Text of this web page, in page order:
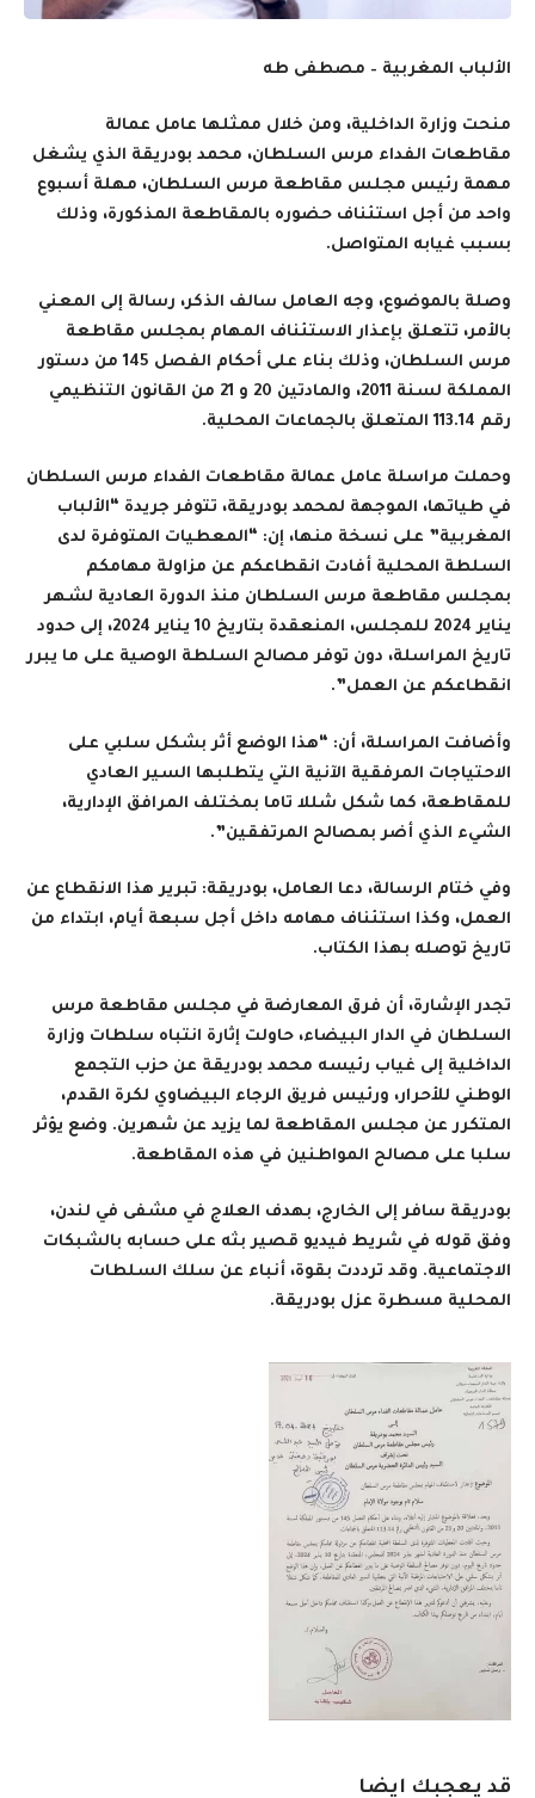
الألباب المغربية – مصطفى طه
منحت وزارة الداخلية، ومن خلال ممثلها عامل عمالة
مقاطعات الفداء مرس السلطان، محمد بودريقة الذي يشغل
مهمة رئيس مجلس مقاطعة مرس السلطان، مهلة أسبوع
واحد من أجل استئناف حضوره بالمقاطعة المذكورة، وذلك
بسبب غيابه المتواصل.
وصلة بالموضوع، وجه العامل سالف الذكر، رسالة إلى المعني
بالأمر، تتعلق بإعذار الاستئناف المهام بمجلس مقاطعة
مرس السلطان، وذلك بناء على أحكام الفصل 145 من دستور
المملكة لسنة 2011، والمادتين 20 و 21 من القانون التنظيمي
رقم 113.14 المتعلق بالجماعات المحلية.
وحملت مراسلة عامل عمالة مقاطعات الفداء مرس السلطان
في طياتها، الموجهة لمحمد بودريقة، تتوفر جريدة “الألباب
المغربية” على نسخة منها، إن: “المعطيات المتوفرة لدى
السلطة المحلية أفادت انقطاعكم عن مزاولة مهامكم
بمجلس مقاطعة مرس السلطان منذ الدورة العادية لشهر
يناير 2024 للمجلس، المنعقدة بتاريخ 10 يناير 2024، إلى حدود
تاريخ المراسلة، دون توفر مصالح السلطة الوصية على ما يبرر
انقطاعكم عن العمل”.
وأضافت المراسلة، أن: “هذا الوضع أثر بشكل سلبي على
الاحتياجات المرفقية الآنية التي يتطلبها السير العادي
للمقاطعة، كما شكل شللا تاما بمختلف المرافق الإدارية،
الشيء الذي أضر بمصالح المرتفقين”.
وفي ختام الرسالة، دعا العامل، بودريقة: تبرير هذا الانقطاع عن
العمل، وكذا استئناف مهامه داخل أجل سبعة أيام، ابتداء من
تاريخ توصله بهذا الكتاب.
تجدر الإشارة، أن فرق المعارضة في مجلس مقاطعة مرس
السلطان في الدار البيضاء، حاولت إثارة انتباه سلطات وزارة
الداخلية إلى غياب رئيسه محمد بودريقة عن حزب التجمع
الوطني للأحرار، ورئيس فريق الرجاء البيضاوي لكرة القدم،
المتكرر عن مجلس المقاطعة لما يزيد عن شهرين. وضع يؤثر
سلبا على مصالح المواطنين في هذه المقاطعة.
بودريقة سافر إلى الخارج، بهدف العلاج في مشفى في لندن،
وفق قوله في شريط فيديو قصير بثه على حسابه بالشبكات
الاجتماعية. وقد ترددت بقوة، أنباء عن سلك السلطات
المحلية مسطرة عزل بودريقة.
قد يعجبك ايضا